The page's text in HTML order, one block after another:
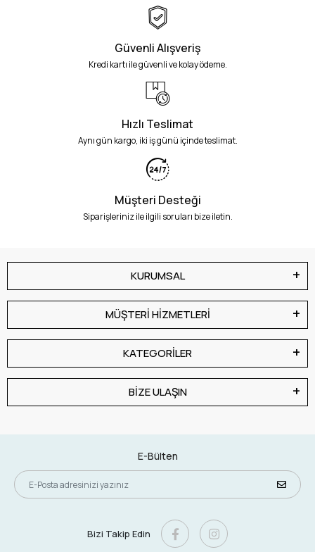
Güvenli Alışveriş
Kredi kartı ile güvenli ve kolay ödeme.
Hızlı Teslimat
Aynı gün kargo, iki iş günü içinde teslimat.
Müşteri Desteği
Siparişleriniz ile ilgili soruları bize iletin.
KURUMSAL
MÜŞTERİ HİZMETLERİ
KATEGORİLER
BİZE ULAŞIN
E-Bülten
Bizi Takip Edin